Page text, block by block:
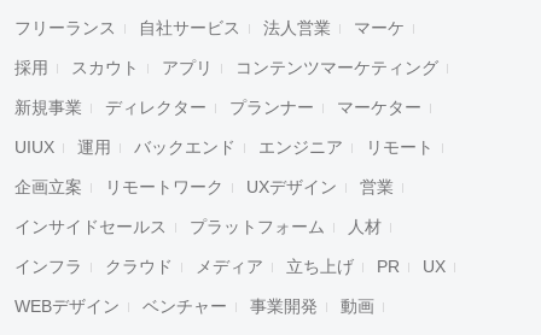
フリーランス 自社サービス 法人営業 マーケ
採用 スカウト アプリ コンテンツマーケティング
新規事業 ディレクター プランナー マーケター
UIUX 運用 バックエンド エンジニア リモート
企画立案 リモートワーク UXデザイン 営業
インサイドセールス プラットフォーム 人材
インフラ クラウド メディア 立ち上げ PR UX
WEBデザイン ベンチャー 事業開発 動画